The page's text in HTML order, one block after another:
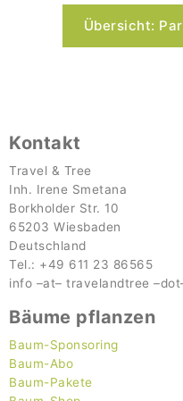
Übersicht:
Kontakt
Travel & Tree
Inh. Irene Smetana
Borkholder Str. 10
65203 Wiesbaden
Deutschland
Tel.: +49 611 23 86565
info –at– travelandtree –dot
Bäume pflanzen
Baum-Sponsoring
Baum-Abo
Baum-Pakete